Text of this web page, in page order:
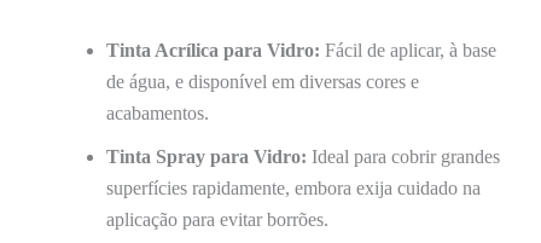
Tinta Acrílica para Vidro: Fácil de aplicar, à base
de água, e disponível em diversas cores e
acabamentos.
Tinta Spray para Vidro: Ideal para cobrir grandes
superfícies rapidamente, embora exija cuidado na
aplicação para evitar borrões.